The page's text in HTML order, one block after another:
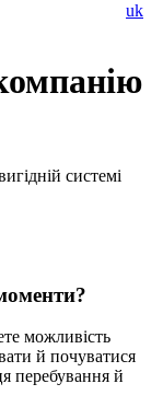
uk
системі
можливість
й почуватися
перебування й